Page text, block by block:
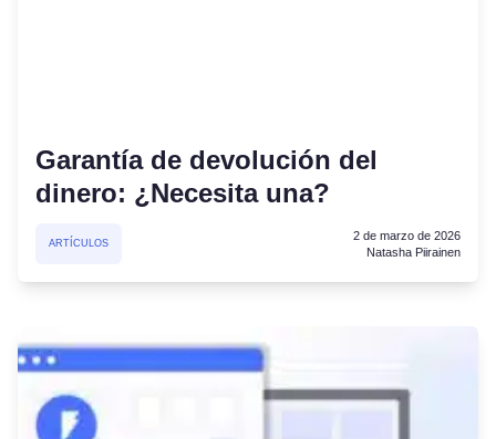
Garantía de devolución del
dinero: ¿Necesita una?
ARTÍCULOS
2 de marzo de 2026
Natasha Piirainen